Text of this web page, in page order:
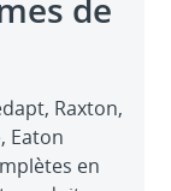
de
Raxton,
Eaton
en